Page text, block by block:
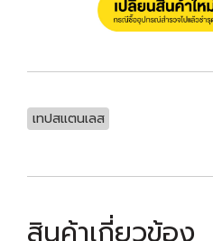
เทปสแตนเลส